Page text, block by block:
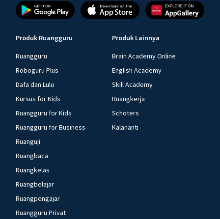
Produk Ruangguru
Ruangguru
Roboguru Plus
Dafa dan Lulu
Kursus for Kids
Ruangguru for Kids
Ruangguru for Business
Ruanguji
Ruangbaca
Ruangkelas
Ruangbelajar
Ruangpengajar
Ruangguru Privat
Produk Lainnya
Brain Academy Online
English Academy
Skill Academy
Ruangkerja
Schoters
Kalananti